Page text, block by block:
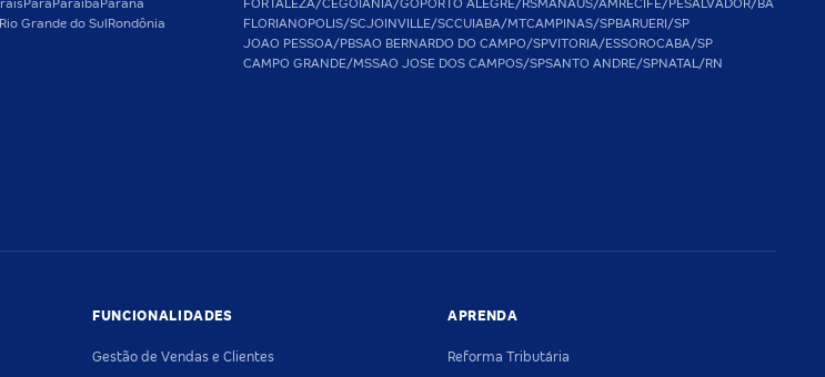
Pará Paraíba Paraná
Rio Grande do SulRondônia
FORTALEZA/CEGOIANIA/GO PORTO ALEGRE/RSMANAUS/AM RECIFE/PESALVADOR/BA
FLORIANOPOLIS/SCJOINVILLE/SCCUIABA/MTCAMPINAS/SPBARUERI/SP
JOAO PESSOA/PBSAO BERNARDO DO CAMPO/SPVITORIA/ESSOROCABA/SP
CAMPO GRANDE/MSSAO JOSE DOS CAMPOS/SPSANTO ANDRE/SPNATAL/RN
FUNCIONALIDADES
Gestão de Vendas e Clientes
APRENDA
Reforma Tributária